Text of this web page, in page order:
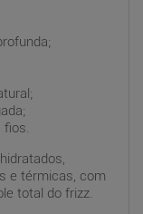
fios.
e térmicas, com
total do frizz.